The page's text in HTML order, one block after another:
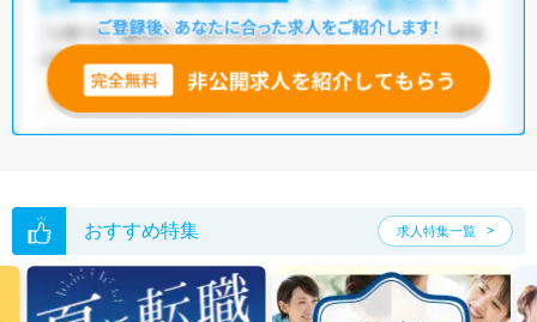
おすすめ特集 求人特集一覧